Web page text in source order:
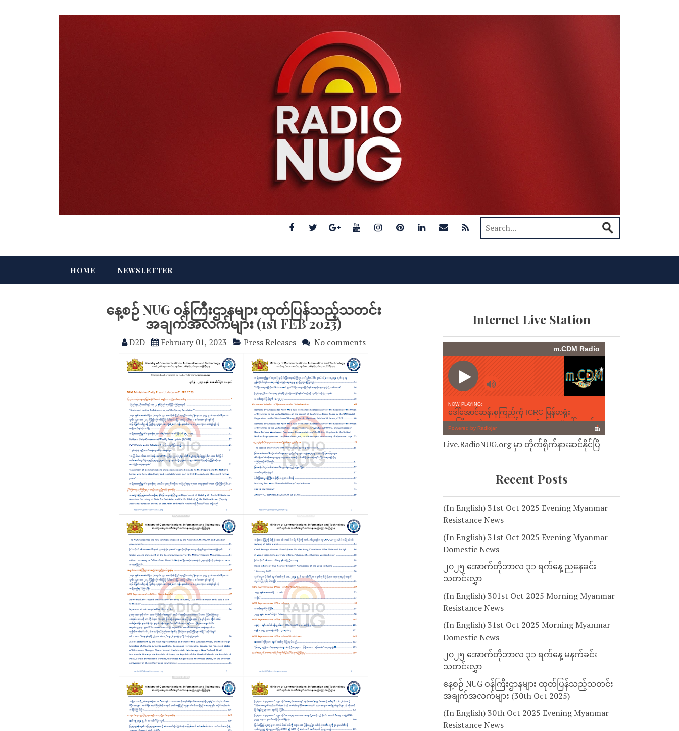
HOME NEWSLETTER
နေ့စဉ် NUG ဝန်ကြီးဌာနများ ထုတ်ပြန်သည့်သတင်း
အချက်အလက်များ (1st FEB 2023)
D2D February 01, 2023 Press Releases No comments
Internet Live Station
Live.RadioNUG.org မှာ တိုက်ရိုက်နားဆင်နိုင်ပြီ
Recent Posts
(In English) 31st Oct 2025 Evening Myanmar
Resistance News
(In English) 31st Oct 2025 Evening Myanmar
Domestic News
၂၀၂၅ အောက်တိုဘာလ ၃၁ ရက်နေ့ ညနေခင်း
သတင်းလွှာ
(In English) 301st Oct 2025 Morning Myanmar
Resistance News
(In English) 31st Oct 2025 Morning Myanmar
Domestic News
၂၀၂၅ အောက်တိုဘာလ ၃၁ ရက်နေ့ မနက်ခင်း
သတင်းလွှာ
နေ့စဉ် NUG ဝန်ကြီးဌာနများ ထုတ်ပြန်သည့်သတင်း
အချက်အလက်များ (30th Oct 2025)
(In English) 30th Oct 2025 Evening Myanmar
Resistance News